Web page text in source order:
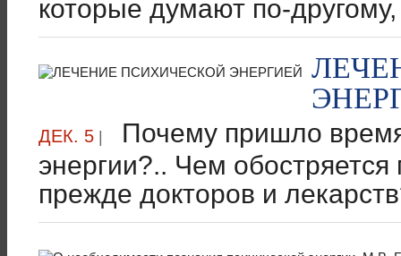
которые думают по-
ДЕК. 5 |
Почему пришло
энергии?.. Чем
прежде докторов и